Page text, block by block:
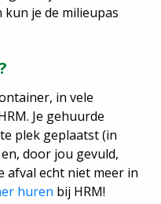
kun je de milieupas
in vele
Je gehuurde
plek geplaatst (in
door jou gevuld,
afval echt niet meer in
huren bij HRM!